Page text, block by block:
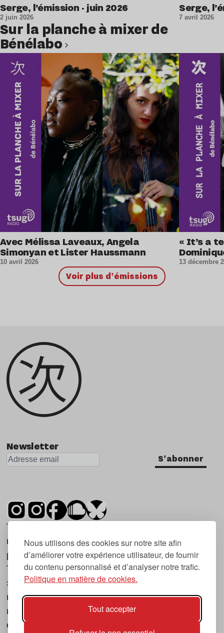
Nous utilisons des cookies sur notre site afin
d’améliorer votre expérience utilisateur, de fournir
du contenu personnalisé et d’analyser notre trafic.
Politique en matière de cookies.
Tout accepter
Serge, l’émission · juin 2026
2 juin 2026
Serge,
7 avril 2026
Sur la planche à mixer de
Bénélabo
Avec Mélissa Laveaux, Angela
Simonyan et Lister Haussmann
10 avril 2026
« It’s a
13 décembre
Lire l’article
Voir plus d'émissions
Newsletter
S'abonner
Tsugi est un mensuel indépendant sur la
musique et les nouvelles tendances, dont la
première parution date de 2007.
Tsugi en japonais signifie « prochain », « suivant
», ce qui correspond à la thématique du
magazine, à l’affût des nouvelles tendances
musicales, qu’elles viennent de la musique
électronique, du rock ou du hip hop, et des